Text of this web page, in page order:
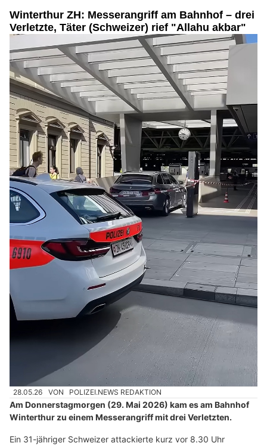
Winterthur ZH: Messerangriff am Bahnhof – drei
Verletzte, Täter (Schweizer) rief "Allahu akbar"
28.05.26 VON POLIZEI.NEWS REDAKTION
Am Donnerstagmorgen (29. Mai 2026) kam es am Bahnhof
Winterthur zu einem Messerangriff mit drei Verletzten.
Ein 31-jähriger Schweizer attackierte kurz vor 8.30 Uhr